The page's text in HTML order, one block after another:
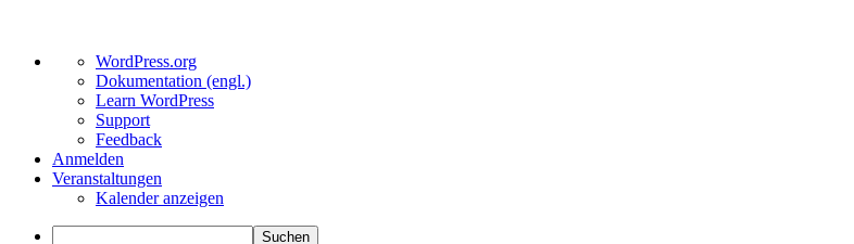
Über
WordPress
WordPress.org
Dokumentation (engl.)
Learn WordPress
Support
Feedback
Anmelden
Veranstaltungen
Kalender anzeigen
Suchen